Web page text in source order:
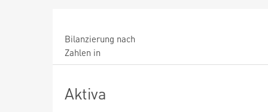
Bilanzierung nach
Zahlen in
Aktiva